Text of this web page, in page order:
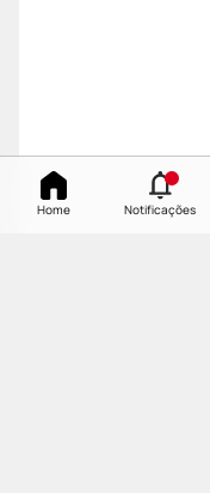
Home Notificações